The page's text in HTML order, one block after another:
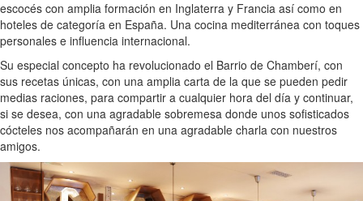
escocés con amplia formación en Inglaterra y Francia así como en
hoteles de categoría en España. Una cocina mediterránea con toques
personales e influencia internacional.
Su especial concepto ha revolucionado el Barrio de Chamberí, con
sus recetas únicas, con una amplia carta de la que se pueden pedir
medias raciones, para compartir a cualquier hora del día y continuar,
si se desea, con una agradable sobremesa donde unos sofisticados
cócteles nos acompañarán en una agradable charla con nuestros
amigos.